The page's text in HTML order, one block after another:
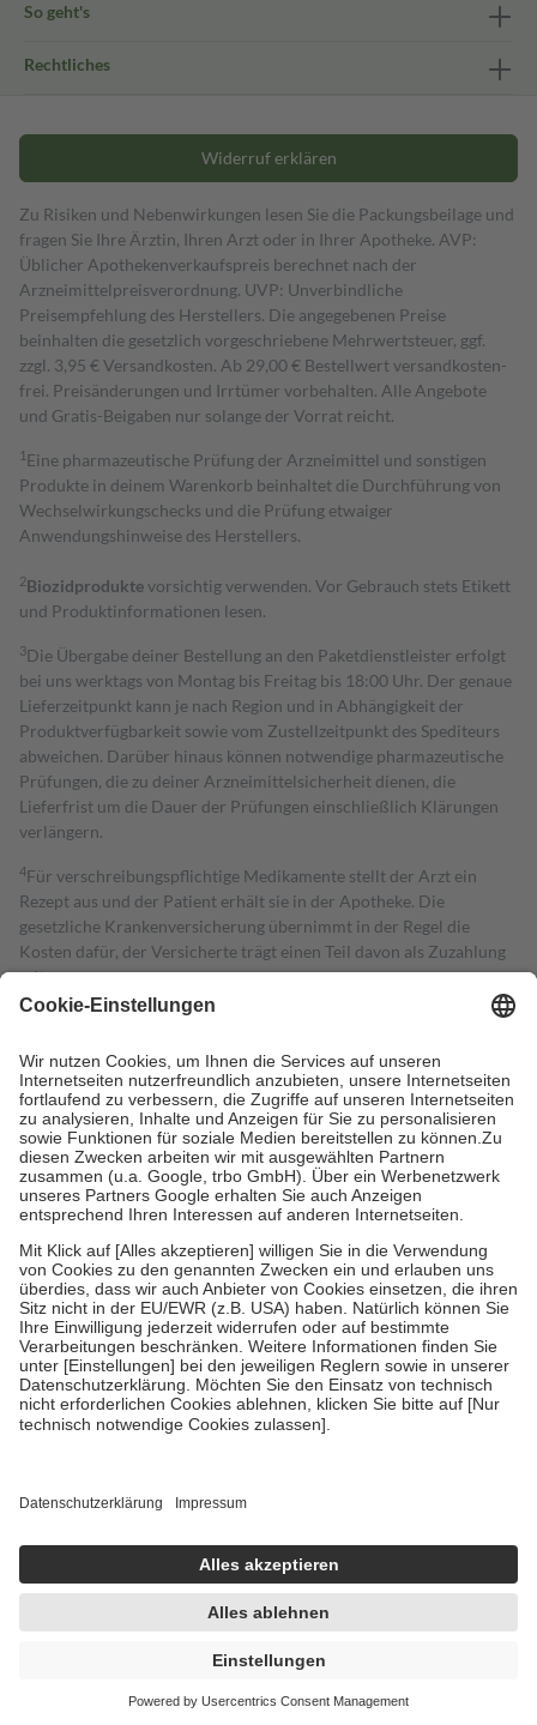
So geht's
Rechtliches
Widerruf erklären
Zu Risiken und Nebenwirkungen lesen Sie die Packungsbeilage und
fragen Sie Ihre Ärztin, Ihren Arzt oder in Ihrer Apotheke. AVP:
Üblicher Apothekenverkaufspreis berechnet nach der
Arzneimittelpreisverordnung. UVP: Unverbindliche
Preisempfehlung des Herstellers. Die angegebenen Preise
beinhalten die gesetzlich vorgeschriebene Mehrwertsteuer, ggf.
zzgl. 3,95 € Versandkosten. Ab 29,00 € Bestell­wert versand­kosten­
frei. Preisänderungen und Irrtümer vorbehalten. Alle Angebote
und Gratis-Beigaben nur solange der Vorrat reicht.
1 Eine pharmazeutische Prüfung der Arzneimittel und sonstigen
Produkte in deinem Warenkorb beinhaltet die Durchführung von
Wechselwirkungschecks und die Prüfung etwaiger
Anwendungshinweise des Herstellers.
2Biozidproduktevorsichtig verwenden. Vor Gebrauch stets Etikett
und Produktinformationen lesen.
3Die Übergabe deiner Bestellung an den Paketdienstleister erfolgt
bei uns werktags von Montag bis Freitag bis 18:00 Uhr. Der genaue
Lieferzeitpunkt kann je nach Region und in Abhängigkeit der
Produktverfügbarkeit sowie vom Zustellzeitpunkt des Spediteurs
abweichen. Darüber hinaus können notwendige pharmazeutische
Prüfungen, die zu deiner Arzneimittelsicherheit dienen, die
Lieferfrist um die Dauer der Prüfungen einschließlich Klärungen
verlängern.
4Für verschreibungspflichtige Medikamente stellt der Arzt ein
Rezept aus und der Patient erhält sie in der Apotheke. Die
gesetzliche Krankenversicherung übernimmt in der Regel die
Kosten dafür, der Versicherte trägt einen Teil davon als Zuzahlung
mit.
Grundsätzlich leisten Mitglieder Zuzahlungen in Höhe von zehn
höchstens zehn Euro.
Es sind jedoch nie mehr als die tatsächlichen
Kosten der Leistung zu entrichten.
Diese Regeln gelten grundsätzlich auch für Online-Apotheken.
Bei Heilmitteln und häuslicher Krankenpflege beträgt die
Zuzahlung zehn Prozent der Kosten sowie zehn Euro je
Verordnung.
Um das Engagement der Versicherten für ihre eigene Gesundheit zu
stärken und die besondere Stellung der Familie zu unterstützen,
fallenkeine Zuzahlungenan bei:
• Kindern und Jugendlichen bis zum vollendeten 18. Lebensjahr
mit Ausnahme der Fahrkosten
• Untersuchungen zur Vorsorge und Früherkennung, die von der
GKV getragen werden
• empfohlenen Schutzimpfungen
• Harn- und Blutteststreifen
getroffen, um sicherzustellen, dass es sich um echte Bewertungen
https://help.etrusted.com/hc/de/articles/4419944605341
Einige Bilder und Inhalte wurden unter Zuhilfenahme künstlicher